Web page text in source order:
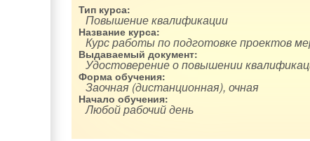
Тип курса:
Повышение квалификации
Название курса:
Курс работы по подготовке проектов
Выдаваемый документ:
Удостоверение о повышении
Форма обучения:
Заочная (дистанционная), очная
Начало обучения:
Любой рабочий день